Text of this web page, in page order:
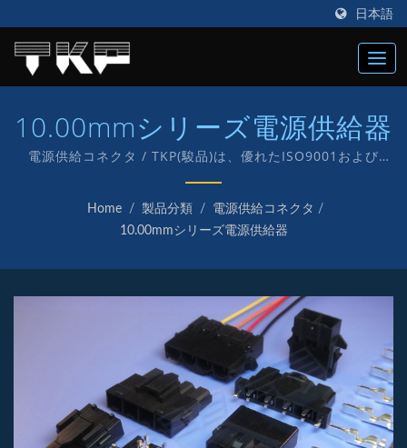
日本語
10.00mmシリーズ電源供給器
電源供給コネクタ / TKP(駿品)は、優れたISO9001および
IATF16949のコネクタメーカーで、1987年に設立され、電子
およびコンピュータ用のさまざまなコネクタの製造に「TKP」
という独自のブランドを持って取り組んでいます。
Home / 製品分類 / 電源供給コネクタ /
10.00mmシリーズ電源供給器